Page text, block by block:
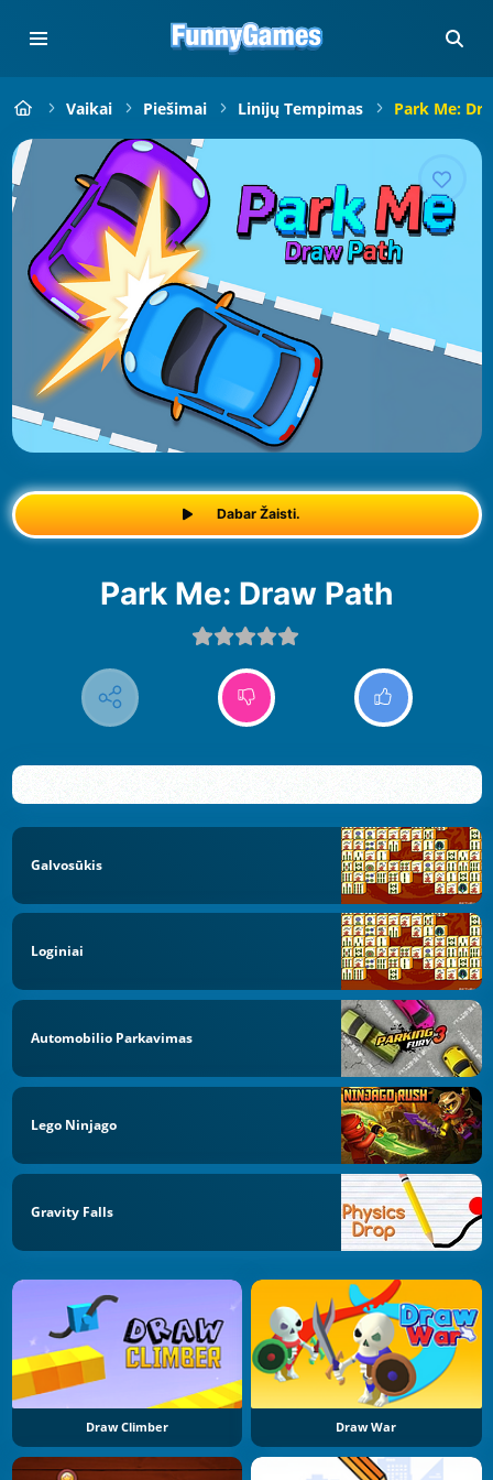
Vaikai Piešimai Linijų Tempimas Park Me:
Dabar Žaisti.
Park Me: Draw Path
Galvosūkis
Loginiai
Automobilio Parkavimas
Lego Ninjago
Gravity Falls
Draw Climber Draw War